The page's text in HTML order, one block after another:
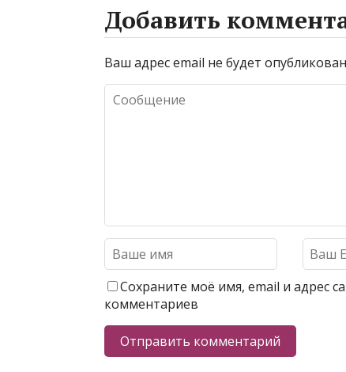
Добавить
Ваш адрес email не будет
Сохраните моё имя, email и адрес
комментариев